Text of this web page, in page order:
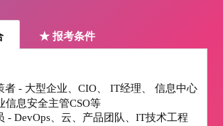
★ 报考条件
者 - 大型企业、CIO、 IT经理、 信息中心
信息安全主管CSO等
- DevOps、云、产品团队、IT技术工程